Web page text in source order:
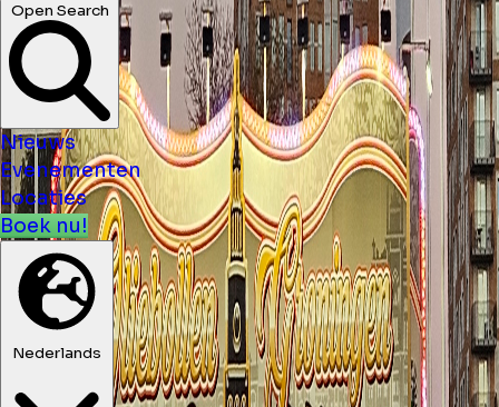
Open Search
Nieuws
Evenementen
Locaties
Boek nu!
Nederlands